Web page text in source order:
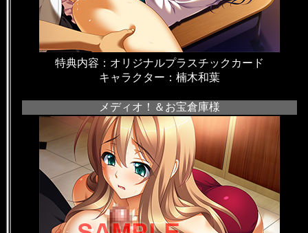
特典内容：オリジナルプラスチックカード
キャラクター：楠木和葉
メディオ！＆お宝倉庫様